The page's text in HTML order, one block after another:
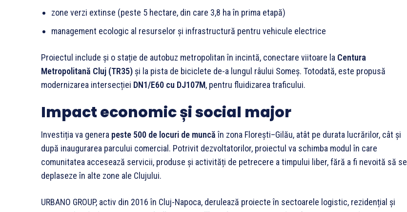
zone verzi extinse (peste 5 hectare, din care 3,8 ha în prima etapă)
management ecologic al resurselor și infrastructură pentru vehicule electrice
Proiectul include și o stație de autobuz metropolitan în incintă, conectare viitoare la Centura
Metropolitană Cluj (TR35) și la pista de biciclete de-a lungul râului Someș. Totodată, este propusă
modernizarea intersecției DN1/E60 cu DJ107M, pentru fluidizarea traficului.
Impact economic și social major
Investiția va genera peste 500 de locuri de muncăîn zona Florești–Gilău, atât pe durata lucrărilor, cât și
după inaugurarea parcului comercial. Potrivit dezvoltatorilor, proiectul va schimba modul în care
comunitatea accesează servicii, produse și activități de petrecere a timpului liber, fără a fi nevoită să se
deplaseze în alte zone ale Clujului.
URBANO GROUP, activ din 2016 în Cluj-Napoca, derulează proiecte în sectoarele logistic, rezidențial și